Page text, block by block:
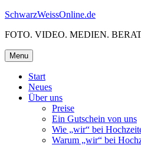
Skip
content
SchwarzWeissOnline.de
FOTO. VIDEO. MEDIEN.
Menu
Start
Neues
Über uns
Preise
Ein Gutschein von uns
Wie „wir“ bei
Warum „wir“ bei